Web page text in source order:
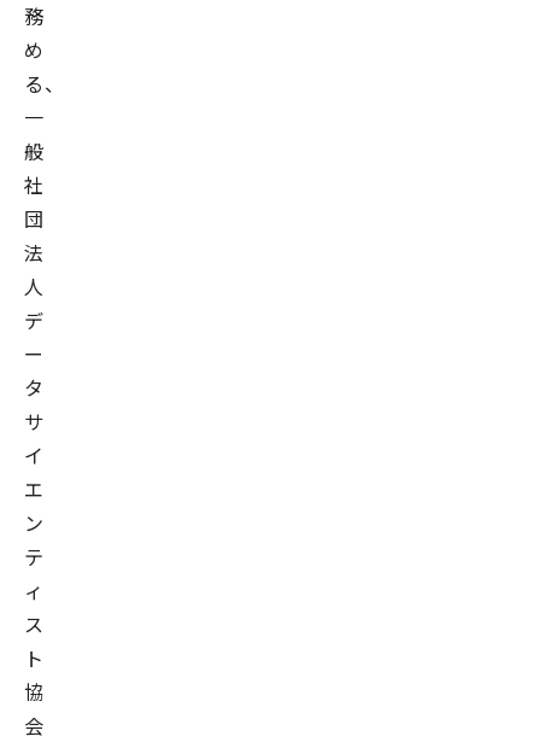
務
め
る、
一
般
社
団
法
人
デ
ー
タ
サ
イ
エ
ン
テ
ィ
ス
ト
協
会